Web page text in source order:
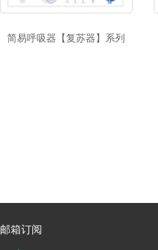
简易呼吸器【复苏器】系列
邮箱订阅